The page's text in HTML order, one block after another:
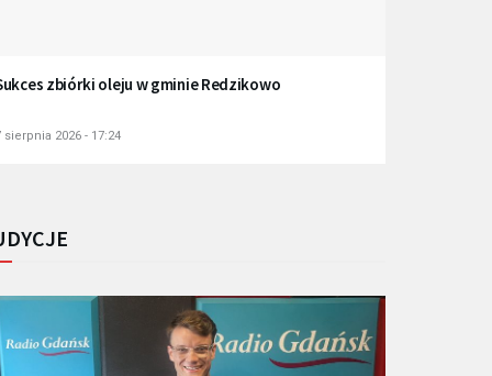
zbiórki oleju w gminie Redzikowo
sierpnia 2026 - 17:24